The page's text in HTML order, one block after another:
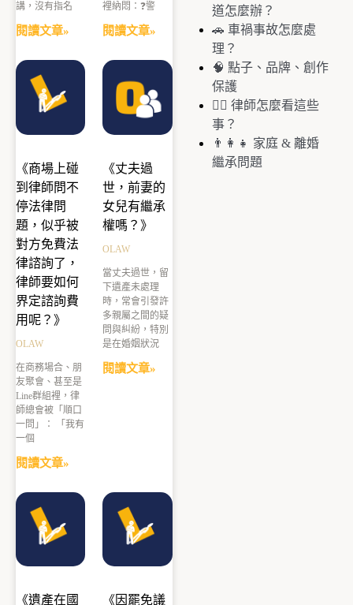
道怎麼辦？
🚗 車禍事故怎麼處
理？
🧠 點子、品牌、創作
保護
🧑‍⚖️ 律師怎麼看這些
事？
👨‍👩‍👧 家庭 & 離婚
繼承問題
講，沒有指名
閱讀文章»
裡納悶：❓警
閱讀文章»
《商場上碰
到律師問不
停法律問
題，似乎被
對方免費法
律諮詢了，
律師要如何
界定諮詢費
用呢？》
OLAW
在商務場合、朋
友聚會、甚至是
Line群組裡，律
師總會被「順口
一問」： 「我有
一個
閱讀文章»
《丈夫過
世，前妻的
女兒有繼承
權嗎？》
OLAW
當丈夫過世，留
下遺產未處理
時，常會引發許
多親屬之間的疑
問與糾紛，特別
是在婚姻狀況
閱讀文章»
《遺產在國
《因罷免議